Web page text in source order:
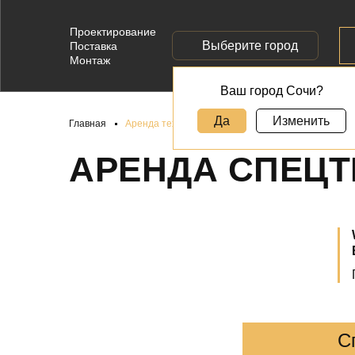
Проектирование
Поставка
Монтаж
Выберите город
Ваш город Сочи?
Да Изменить
Главная Аренда техники в
АРЕНДА